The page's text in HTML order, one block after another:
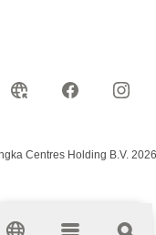
Centres Holding B.V. 2026